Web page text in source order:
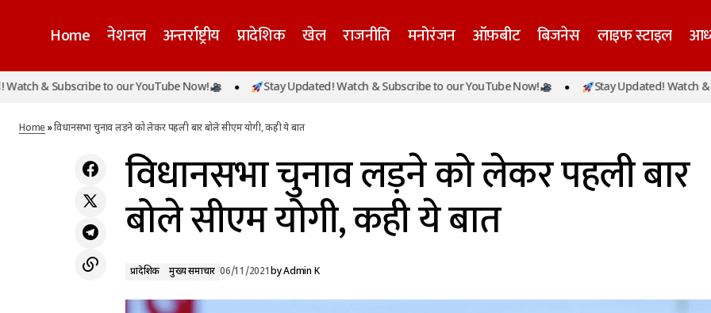
Home नेशनल अन्तर्राष्ट्रीय प्रादेशिक खेल राजनीति मनोरंजन ऑफ़बीट बिजनेस लाइफ स्टाइल
पार्टी जहां से कहेगी वहां से लड़ूंगा चुनाव: सीएम योगी प्रादेशिक विधानसभा चुनाव लड़ने को लेकर पहली बार बोले सीएम
to our YouTube Now! Stay Updated! Watch & Subscribe to our YouTube Now! Stay Updated! Watch &
Home»विधानसभा चुनाव लड़ने को लेकर पहली बार बोले सीएम योगी, कही ये बात
विधानसभा चुनाव लड़ने को लेकर पहली बार
बोले सीएम योगी, कही ये बात
प्रादेशिक मुख्य समाचार 06/11/2021byAdmin K